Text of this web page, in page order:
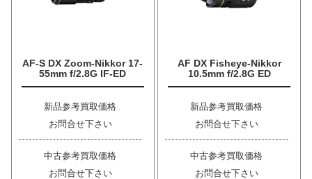
AF-S DX Zoom-Nikkor 17-
55mm f/2.8G IF-ED
新品参考買取価格
お問合せ下さい
中古参考買取価格
お問合せ下さい
AF DX Fisheye-Nikkor
10.5mm f/2.8G ED
新品参考買取価格
お問合せ下さい
中古参考買取価格
お問合せ下さい